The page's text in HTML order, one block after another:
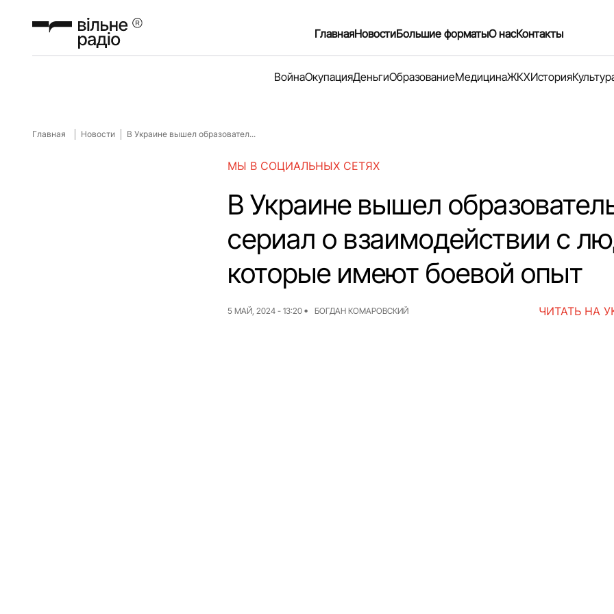
ГлавнаяНовостиБольшие форматыО насКонтакты
ВойнаОкупацияДеньгиОбразованиеМедицинаЖКХИстория
Главная Новости В Украине вышел образовател...
МЫ В СОЦИАЛЬНЫХ СЕТЯХ
В Украине вышел
сериал о взаимодействии с
которые имеют боевой опыт
5 МАЙ, 2024 - 13:20 БОГДАН КОМАРОВСКИЙ ЧИТАТЬ НА